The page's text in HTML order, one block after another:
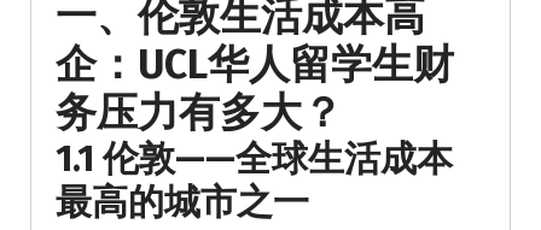
一、伦敦生活成本高
企：UCL华人留学生财
务压力有多大？
1.1 伦敦——全球生活成本
最高的城市之一